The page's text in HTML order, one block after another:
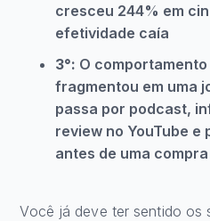
cresceu 244% em
efetividade caía
3°: O
fragmentou em uma
passa por podcast,
review no YouTube e
antes de uma compra
Você já deve ter sentido os